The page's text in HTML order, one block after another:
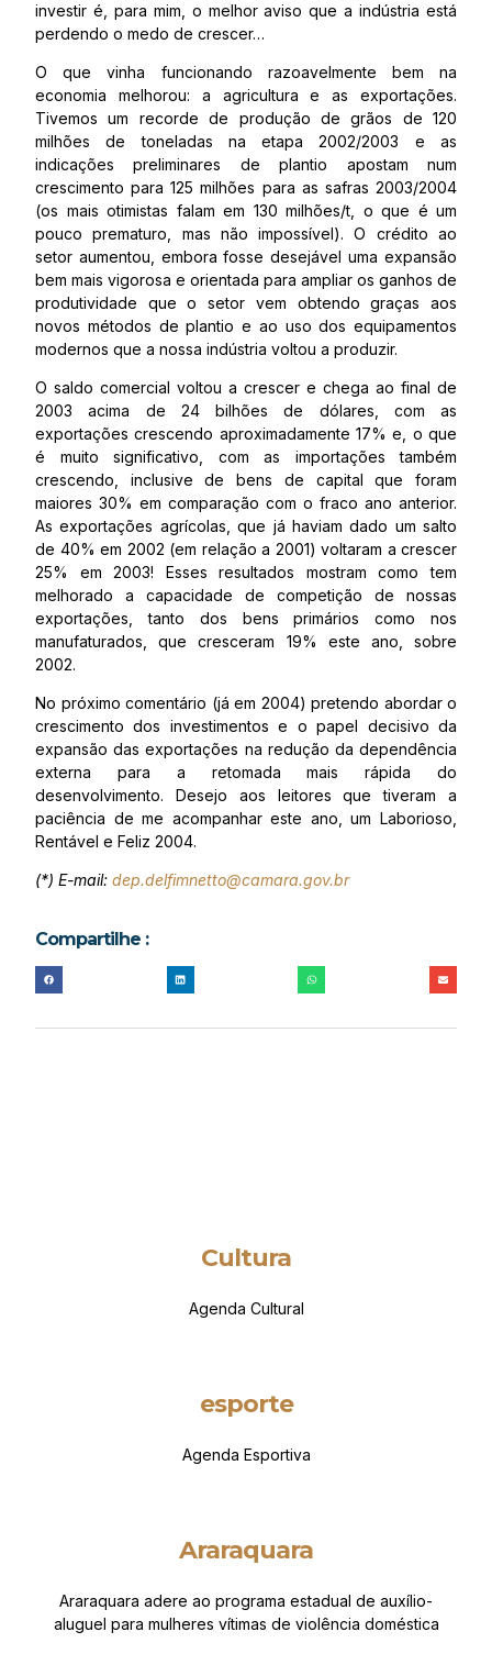
investir é, para mim, o melhor aviso que a indústria está
perdendo o medo de crescer…
O que vinha funcionando razoavelmente bem na
economia melhorou: a agricultura e as exportações.
Tivemos um recorde de produção de grãos de 120
milhões de toneladas na etapa 2002/2003 e as
indicações preliminares de plantio apostam num
crescimento para 125 milhões para as safras 2003/2004
(os mais otimistas falam em 130 milhões/t, o que é um
pouco prematuro, mas não impossível). O crédito ao
setor aumentou, embora fosse desejável uma expansão
bem mais vigorosa e orientada para ampliar os ganhos de
produtividade que o setor vem obtendo graças aos
novos métodos de plantio e ao uso dos equipamentos
modernos que a nossa indústria voltou a produzir.
O saldo comercial voltou a crescer e chega ao final de
2003 acima de 24 bilhões de dólares, com as
exportações crescendo aproximadamente 17% e, o que
é muito significativo, com as importações também
crescendo, inclusive de bens de capital que foram
maiores 30% em comparação com o fraco ano anterior.
As exportações agrícolas, que já haviam dado um salto
de 40% em 2002 (em relação a 2001) voltaram a crescer
25% em 2003! Esses resultados mostram como tem
melhorado a capacidade de competição de nossas
exportações, tanto dos bens primários como nos
manufaturados, que cresceram 19% este ano, sobre
2002.
No próximo comentário (já em 2004) pretendo abordar o
crescimento dos investimentos e o papel decisivo da
expansão das exportações na redução da dependência
externa para a retomada mais rápida do
desenvolvimento. Desejo aos leitores que tiveram a
paciência de me acompanhar este ano, um Laborioso,
Rentável e Feliz 2004.
(*) E-mail: dep.delfimnetto@camara.gov.br
Compartilhe :
Cultura
Agenda Cultural
esporte
Agenda Esportiva
Araraquara
Araraquara adere ao programa estadual de auxílio-
aluguel para mulheres vítimas de violência doméstica